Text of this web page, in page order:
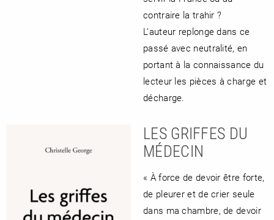
contraire la trahir ?
L’auteur replonge dans ce
passé avec neutralité, en
portant à la connaissance du
lecteur les pièces à charge et
décharge.
LES GRIFFES DU
MÉDECIN
« À force de devoir être forte,
de pleurer et de crier seule
dans ma chambre, de devoir